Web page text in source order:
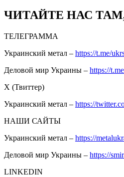
ЧИТАЙТЕ НАС
ТЕЛЕГРАММА
Украинский метал – https://t.me/
Деловой мир Украины – https://
Х (Твиттер)
Украинский метал – https://
НАШИ САЙТЫ
Украинский метал – https://
Деловой мир Украины – https://
LINKEDIN